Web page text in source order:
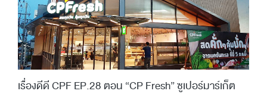
เรื่องดีดี CPF EP.28 ตอน “CP Fresh” ซูเปอร์มาร์เก็ต